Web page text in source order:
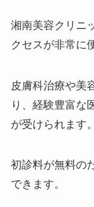
湘南美容クリニ
クセスが非常に
皮膚科治療や美
り、経験豊富な
が受けられます。
初診料が無料の
できます。